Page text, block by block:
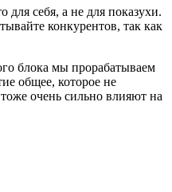
для себя, а не для показухи.
конкурентов, так как
блока мы прорабатываем
общее, которое не
очень сильно влияют на